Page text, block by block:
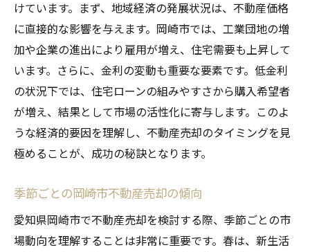
読み方
プロが勧める岡崎市での適正な価格設定の
岡崎市内での不動産売却に効く宣伝戦略
岡崎市の不動産取引で信頼できるエージェ
ントの選び方
専門家の意見を活かした売却計画の立て方
のチェックリスト
不動産売却に役立つ岡崎市の最新市場情報と活
用法
けています。まず、地域経済の発展状況は、不動産価格
に直接的な影響を与えます。岡崎市では、工業団地の増
加や企業の進出により雇用が増え、住宅需要も上昇して
います。さらに、金利の変動も重要な要素です。低金利
の状況下では、住宅ローンの組みやすさから購入希望者
が増え、結果として市場の活性化に寄与します。このよ
うな経済的要因を理解し、不動産売却のタイミングを見
極めることが、成功の秘訣となります。
季節ごとの岡崎市不動産売却の傾向
愛知県岡崎市で不動産売却を検討する際、季節ごとの市
場動向を理解することは非常に重要です。春は、新生活